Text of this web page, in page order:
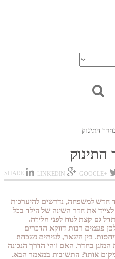
התינוק
התינוק
SHARE LINKEDIN +GOOGLE
חדש למשפחה, נדרשים להיערכות
את חדר השינה של הילד בכל
גם קצת לנוח לפני הלידה.
פעמים רבות דווקא הדברים
בין השאר, לעיתים נשכחת
בחדר. האם זוהי הדרך הנכונה
אותו? התשובות במאמר הבא.